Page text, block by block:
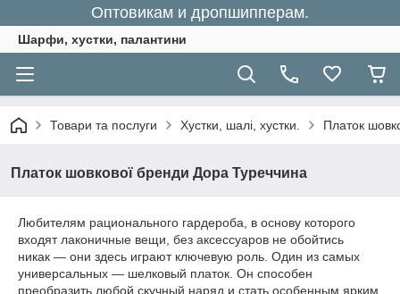
Оптовикам и дропшипперам.
Шарфи, хустки, палантини
Товари та послуги Хустки, шалі, хустки. Платок
Платок шовкової бренди Дора Туреччина
Любителям рационального гардероба, в основу которого
входят лаконичные вещи, без аксессуаров не обойтись
никак — они здесь играют ключевую роль. Один из самых
универсальных — шелковый платок. Он способен
преобразить любой скучный наряд и стать особенным ярким